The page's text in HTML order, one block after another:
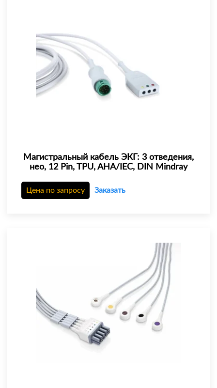
Магистральный кабель ЭКГ: 3 отведения,
нео, 12 Pin, TPU, AHA/IEC, DIN Mindray
Цена по запросу Заказать